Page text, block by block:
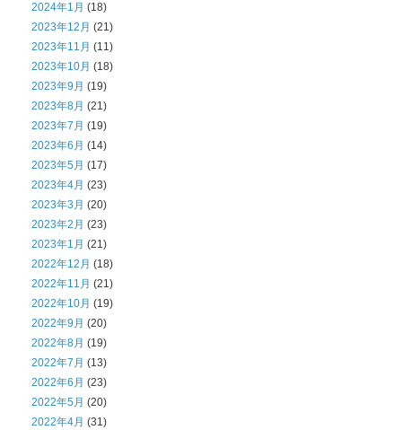
2024年1月 (18)
2023年12月 (21)
2023年11月 (11)
2023年10月 (18)
2023年9月 (19)
2023年8月 (21)
2023年7月 (19)
2023年6月 (14)
2023年5月 (17)
2023年4月 (23)
2023年3月 (20)
2023年2月 (23)
2023年1月 (21)
2022年12月 (18)
2022年11月 (21)
2022年10月 (19)
2022年9月 (20)
2022年8月 (19)
2022年7月 (13)
2022年6月 (23)
2022年5月 (20)
2022年4月 (31)